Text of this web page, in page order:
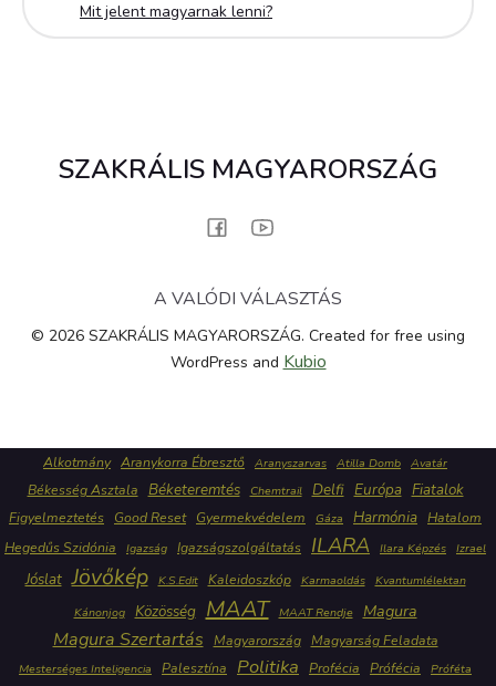
Mit jelent magyarnak lenni?
SZAKRÁLIS MAGYARORSZÁG
A VALÓDI VÁLASZTÁS
© 2026 SZAKRÁLIS MAGYARORSZÁG. Created for free using
WordPress and Kubio
Alkotmány Aranykorra Ébresztő Aranyszarvas Atilla Domb Avatár
Békesség Asztala Béketeremtés Chemtrail Delfi Európa Fiatalok
Figyelmeztetés Good Reset Gyermekvédelem Gáza Harmónia Hatalom
Hegedűs Szidónia
Igazság Igazságszolgáltatás ILARA Ilara Képzés Izrael
Jóslat Jövőkép K.S.Edit Kaleidoszkóp Karmaoldás
Kvantumlélektan
Kánonjog
Közösség MAAT MAAT Rendje Magura
Magura Szertartás Magyarország Magyarság Feladata
Mesterséges Inteligencia Palesztína Politika Profécia Prófécia Próféta